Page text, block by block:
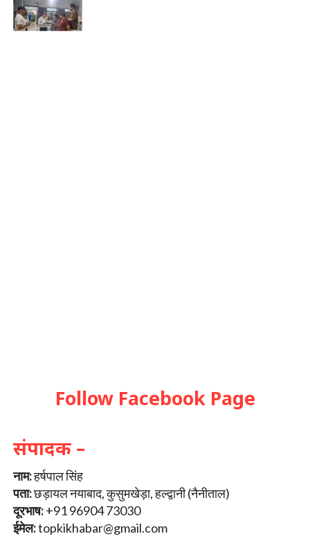
Follow Facebook Page
संपादक –
नाम:हर्षपाल सिंह
पता:छड़ायल नयाबाद, कुसुमखेड़ा, हल्द्वानी (नैनीताल)
दूरभाष:+91 96904 73030
ईमेल:topkikhabar@gmail.com